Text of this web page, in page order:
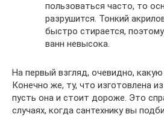
пользоваться часто, то
разрушится. Тонкий
быстро стирается,
ванн невысока.
На первый взгляд, очевидно,
Конечно же, ту, что изготовлена
пусть она и стоит дороже. Это
случаях, когда сантехнику вы